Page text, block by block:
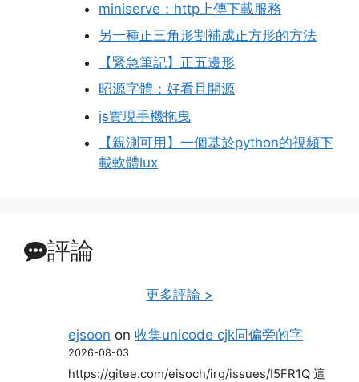
miniserve：http上傳下載服務
另一種正三角形割補成正方形的方法
【緊急筆記】正五邊形
昭源字體：好看且開源
js實現手機拖曳
【親測可用】一個基於python的視頻下
載軟體lux
評論
更多評論 >
ejsoon on收集unicode cjk同偏旁的字
2026-08-03
https://gitee.com/eisoch/irg/issues/I5FR1Q 這